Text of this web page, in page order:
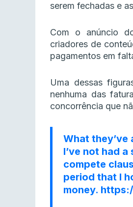
serem fechadas e
Com o anúncio
criadores de
pagamentos em
Uma dessas
nenhuma das
concorrência que
What they’ve
I’ve not had
compete
period that I
money.